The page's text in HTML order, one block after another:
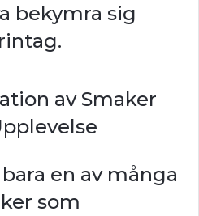
bekymra sig
av Smaker
en av många
som